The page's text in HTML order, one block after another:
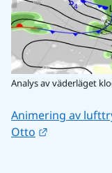
Analys av väderläget
Animering av
Otto